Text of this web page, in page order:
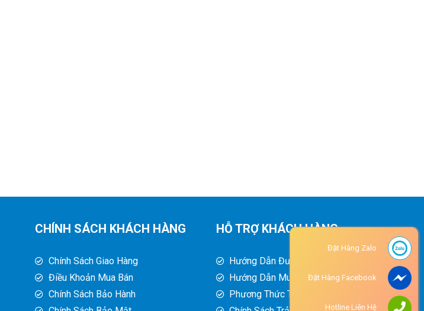
CHÍNH SÁCH KHÁCH HÀNG
Chính Sách Giao Hàng
Điều Khoản Mua Bán
Chính Sách Bảo Hành
HỖ TRỢ KHÁCH HÀNG
Hướng Dẫn Đường Đi
Hướng Dẫn Mua Hàng
Phương Thức Thanh Toán
Đặt Hàng Zalo
Đặt Hàng Facebook
Hotline Liên Hệ